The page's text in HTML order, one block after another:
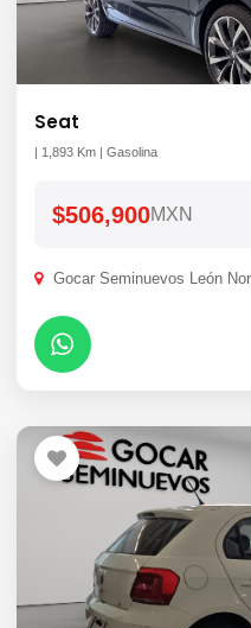
Seat
| 1,893 Km | Gasolina
$506,900MXN
Gocar Seminuevos León